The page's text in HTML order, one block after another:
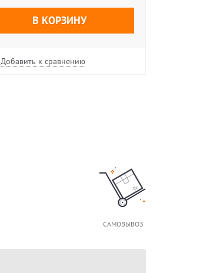
В КОРЗИНУ
Добавить к сравнению
САМОВЫВОЗ